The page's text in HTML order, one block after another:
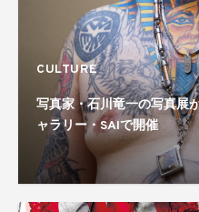
CULTURE
写真家・石川竜一の写真展
ャラリー・SAIで開催